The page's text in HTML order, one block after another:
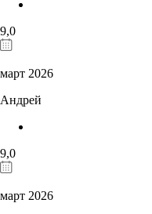
9,0
март 2026
Андрей
9,0
март 2026